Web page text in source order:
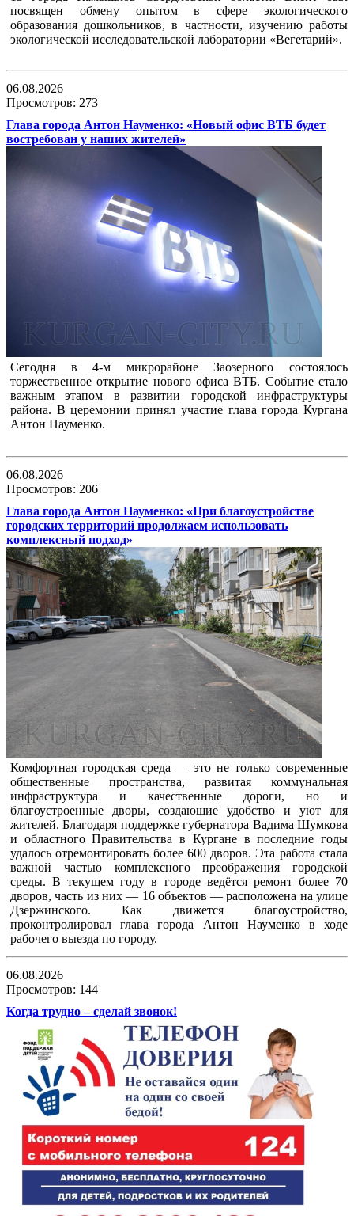
посвящен обмену опытом в сфере экологического
образования дошкольников, в частности, изучению работы
экологической исследовательской лаборатории «Вегетарий».
06.08.2026
Просмотров: 273
Глава города Антон Науменко: «Новый офис ВТБ будет
востребован у наших жителей»
Сегодня в 4-м микрорайоне Заозерного состоялось
торжественное открытие нового офиса ВТБ. Событие стало
важным этапом в развитии городской инфраструктуры
района. В церемонии принял участие глава города Кургана
Антон Науменко.
06.08.2026
Просмотров: 206
Глава города Антон Науменко: «При благоустройстве
городских территорий продолжаем использовать
комплексный подход»
Комфортная городская среда — это не только современные
общественные пространства, развитая коммунальная
инфраструктура и качественные дороги, но и
благоустроенные дворы, создающие удобство и уют для
жителей. Благодаря поддержке губернатора Вадима Шумкова
и областного Правительства в Кургане в последние годы
удалось отремонтировать более 600 дворов. Эта работа стала
важной частью комплексного преображения городской
среды. В текущем году в городе ведётся ремонт более 70
дворов, часть из них — 16 объектов — расположена на улице
Дзержинского. Как движется благоустройство,
проконтролировал глава города Антон Науменко в ходе
рабочего выезда по городу.
06.08.2026
Просмотров: 144
Когда трудно – сделай звонок!